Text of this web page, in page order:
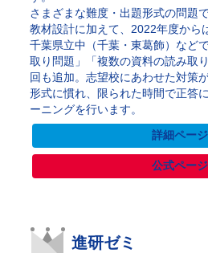
さまざまな難度・出題形式の問題
教材設計に加えて、2022年度から
千葉県立中（千葉・東葛飾）など
取り問題」「複数の資料の読み取
回も追加。志望校にあわせた対策
形式に慣れ、限られた時間で正答
ーニングを行います。
詳細ページ
公式ページ
進研ゼミ